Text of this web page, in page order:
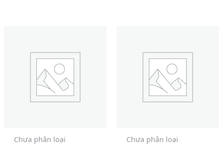
Chưa phân loại Chưa phân loại